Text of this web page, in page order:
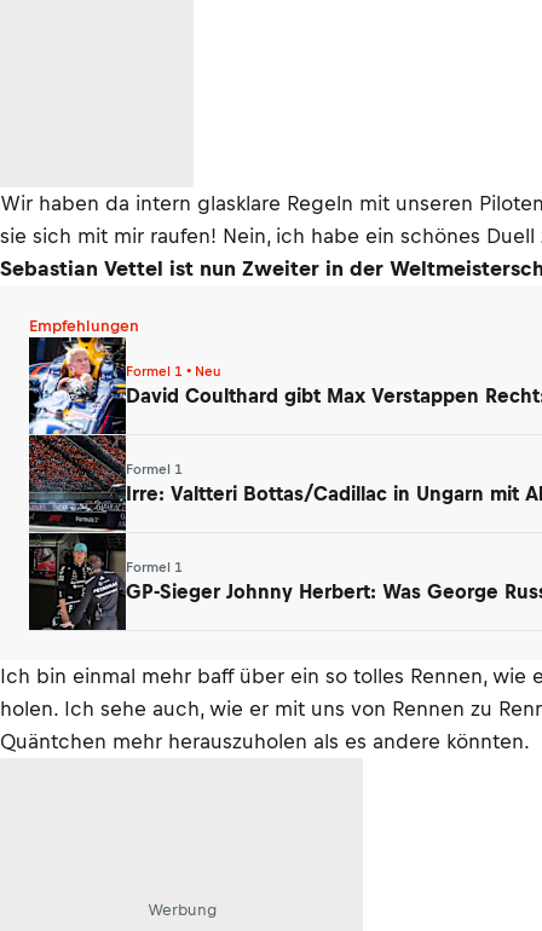
Wir haben da intern glasklare Regeln mit unseren
sie sich mit mir raufen! Nein, ich habe ein schönes
Sebastian Vettel ist nun Zweiter in der
Empfehlungen
Formel 1 • Neu
David Coulthard gibt Max Verstappen
Formel 1
Irre: Valtteri Bottas/Cadillac in Ungarn mit
Formel 1
GP-Sieger Johnny Herbert: Was George
Ich bin einmal mehr baff über ein so tolles Rennen, wie
holen. Ich sehe auch, wie er mit uns von Rennen zu
Quäntchen mehr herauszuholen als es andere könnten.
Werbung